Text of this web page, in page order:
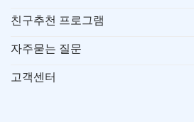
친구추천 프로그램
자주묻는 질문
고객센터